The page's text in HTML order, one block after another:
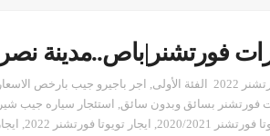
فورتشنر|باص..مدينة نصر
الأولى , اجر باجيرو جيب بارخص الاسعار
فورتشنر بسائق وبدون سائق, استئجار سياره جيب
2020/2021
, ايجار تويوتا فورتشنر 2022 ,